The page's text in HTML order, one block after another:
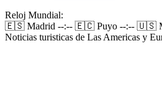
Reloj Mundial:
🇪🇸 Madrid --:-- 🇪🇨 Puyo --:-- 🇺🇸
Noticias turisticas de Las Americas y